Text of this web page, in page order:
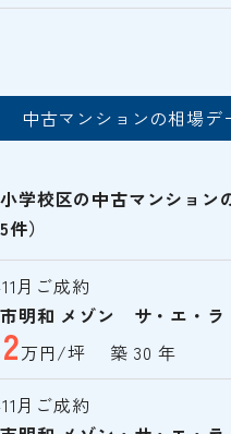
中古マンションの相場デ
学校区の中古マンション
件）
月ご成約
明和 メゾン サ・エ・ラ
万円/坪 築 30 年
月ご成約